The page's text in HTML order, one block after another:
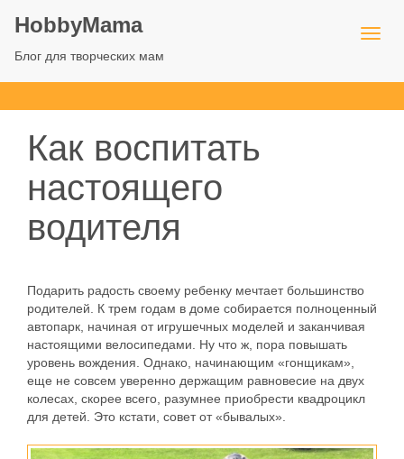
HobbyMama
Блог для творческих мам
Как воспитать
настоящего
водителя
Подарить радость своему ребенку мечтает большинство
родителей. К трем годам в доме собирается полноценный
автопарк, начиная от игрушечных моделей и заканчивая
настоящими велосипедами. Ну что ж, пора повышать
уровень вождения. Однако, начинающим «гонщикам»,
еще не совсем уверенно держащим равновесие на двух
колесах, скорее всего, разумнее приобрести квадроцикл
для детей. Это кстати, совет от «бывалых».